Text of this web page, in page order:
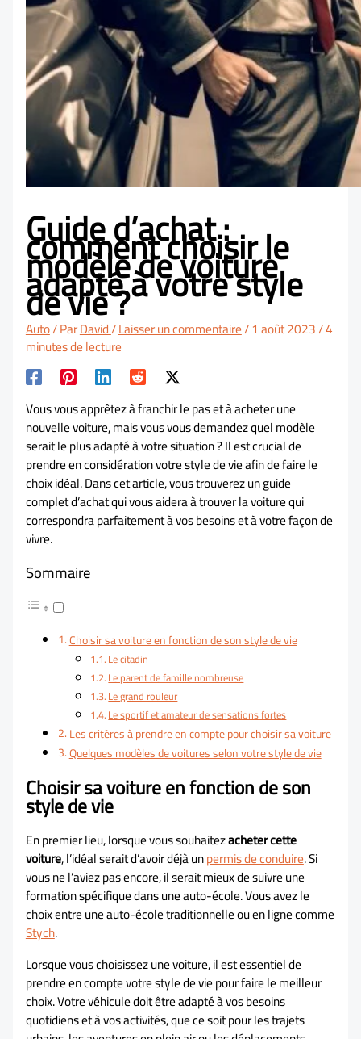
Guide d’achat :
comment choisir le
modèle de voiture
adapté à votre style
de vie ?
Auto/ ParDavid/Laisser un commentaire/1 août 2023/4
minutes de lecture
Vous vous apprêtez à franchir le pas et à acheter une
nouvelle voiture, mais vous vous demandez quel modèle
serait le plus adapté à votre situation ? Il est crucial de
prendre en considération votre style de vie afin de faire le
choix idéal. Dans cet article, vous trouverez un guide
complet d’achat qui vous aidera à trouver la voiture qui
correspondra parfaitement à vos besoins et à votre façon de
vivre.
Sommaire
Choisir sa voiture en fonction de son style de vie
Le citadin
Le parent de famille nombreuse
Le grand rouleur
Le sportif et amateur de sensations fortes
Les critères à prendre en compte pour choisir sa voiture
Quelques modèles de voitures selon votre style de vie
Choisir sa voiture en fonction de son
style de vie
En premier lieu, lorsque vous souhaitezacheter cette
voiture, l’idéal serait d’avoir déjà unpermis de conduire. Si
vous ne l’aviez pas encore, il serait mieux de suivre une
formation spécifique dans une auto-école. Vous avez le
choix entre une auto-école traditionnelle ou en ligne comme
Stych.
Lorsque vous choisissez une voiture, il est essentiel de
prendre en compte votre style de vie pour faire le meilleur
choix. Votre véhicule doit être adapté à vos besoins
quotidiens et à vos activités, que ce soit pour les trajets